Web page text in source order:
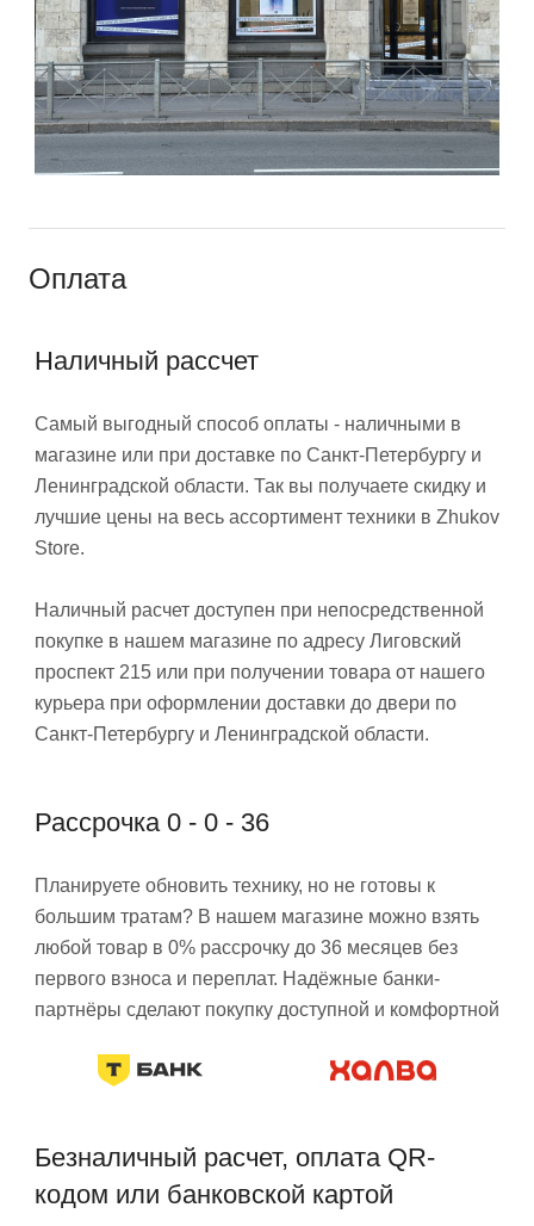
Оплата
Наличный рассчет
Самый выгодный способ оплаты - наличными в
магазине или при доставке по Санкт-Петербургу и
Ленинградской области. Так вы получаете скидку и
лучшие цены на весь ассортимент техники в Zhukov
Store.
Наличный расчет доступен при непосредственной
покупке в нашем магазине по адресу Лиговский
проспект 215 или при получении товара от нашего
курьера при оформлении доставки до двери по
Санкт-Петербургу и Ленинградской области.
Рассрочка 0 - 0 - 36
Планируете обновить технику, но не готовы к
большим тратам? В нашем магазине можно взять
любой товар в 0% рассрочку до 36 месяцев без
первого взноса и переплат. Надёжные банки-
партнёры сделают покупку доступной и комфортной
Безналичный расчет, оплата QR-
кодом или банковской картой